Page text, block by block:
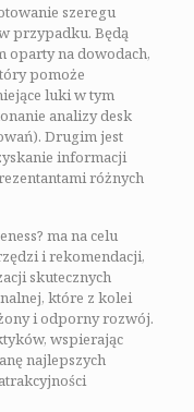
szeregu
przypadku. Będą
oparty na dowodach,
pomoże
luki w tym
analizy desk
Drugim jest
informacji
różnych
ma na celu
i rekomendacji,
skutecznych
które z kolei
i odporny rozwój.
wspierając
najlepszych